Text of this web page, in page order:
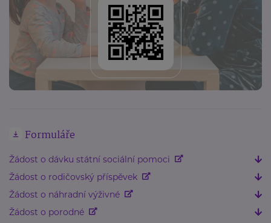
Formuláře
Žádost o dávku státní sociální pomoci
Žádost o rodičovský příspěvek
Žádost o náhradní výživné
Žádost o porodné